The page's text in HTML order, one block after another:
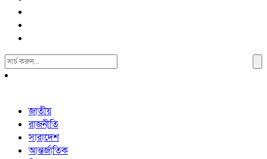
Search
For:
জাতীয়
রাজনীতি
সারাদেশ
আন্তর্জাতিক